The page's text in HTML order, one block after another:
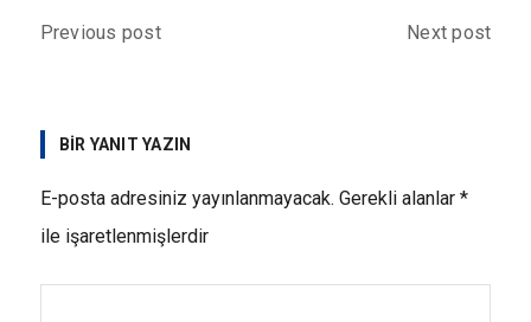
Previous post Next post
BIR YANIT YAZIN
E-posta adresiniz yayınlanmayacak. Gerekli alanlar *
ile işaretlenmişlerdir